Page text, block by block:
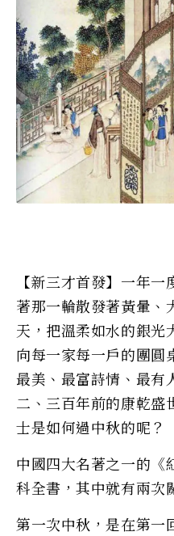
【新三才首發】一年
著那一輪散發著黃暈、
天，把溫柔如水的銀光
向每一家每一戶的團圓
最美、最富詩情、最有
二、三百年前的康乾盛
士是如何過中秋的呢？
中國四大名著之一的《
科全書，其中就有兩次
第一次中秋，是在第